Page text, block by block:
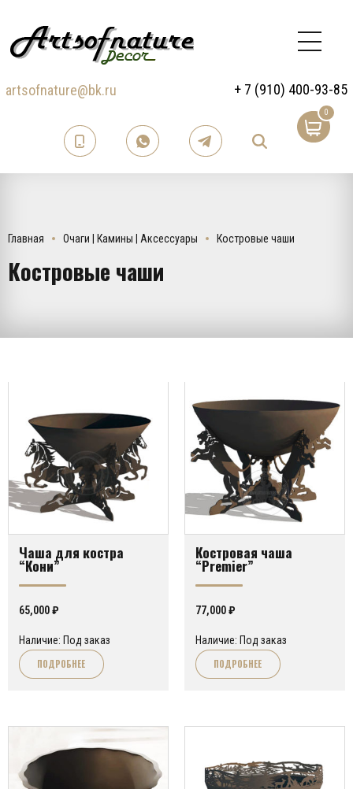
artsofnature@bk.ru + 7 (910) 400-93-85
0
Главная Очаги | Камины | Аксессуары Костровые чаши
Костровые чаши
Чаша для костра
“Кони”
65,000₽
Наличие: Под заказ
ПОДРОБНЕЕ
Костровая чаша
“Premier”
77,000₽
Наличие: Под заказ
ПОДРОБНЕЕ